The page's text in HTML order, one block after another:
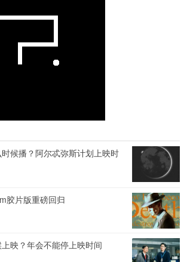
候播？阿尔忒弥斯计划上映时
胶片版重磅回归
映？年会不能停上映时间